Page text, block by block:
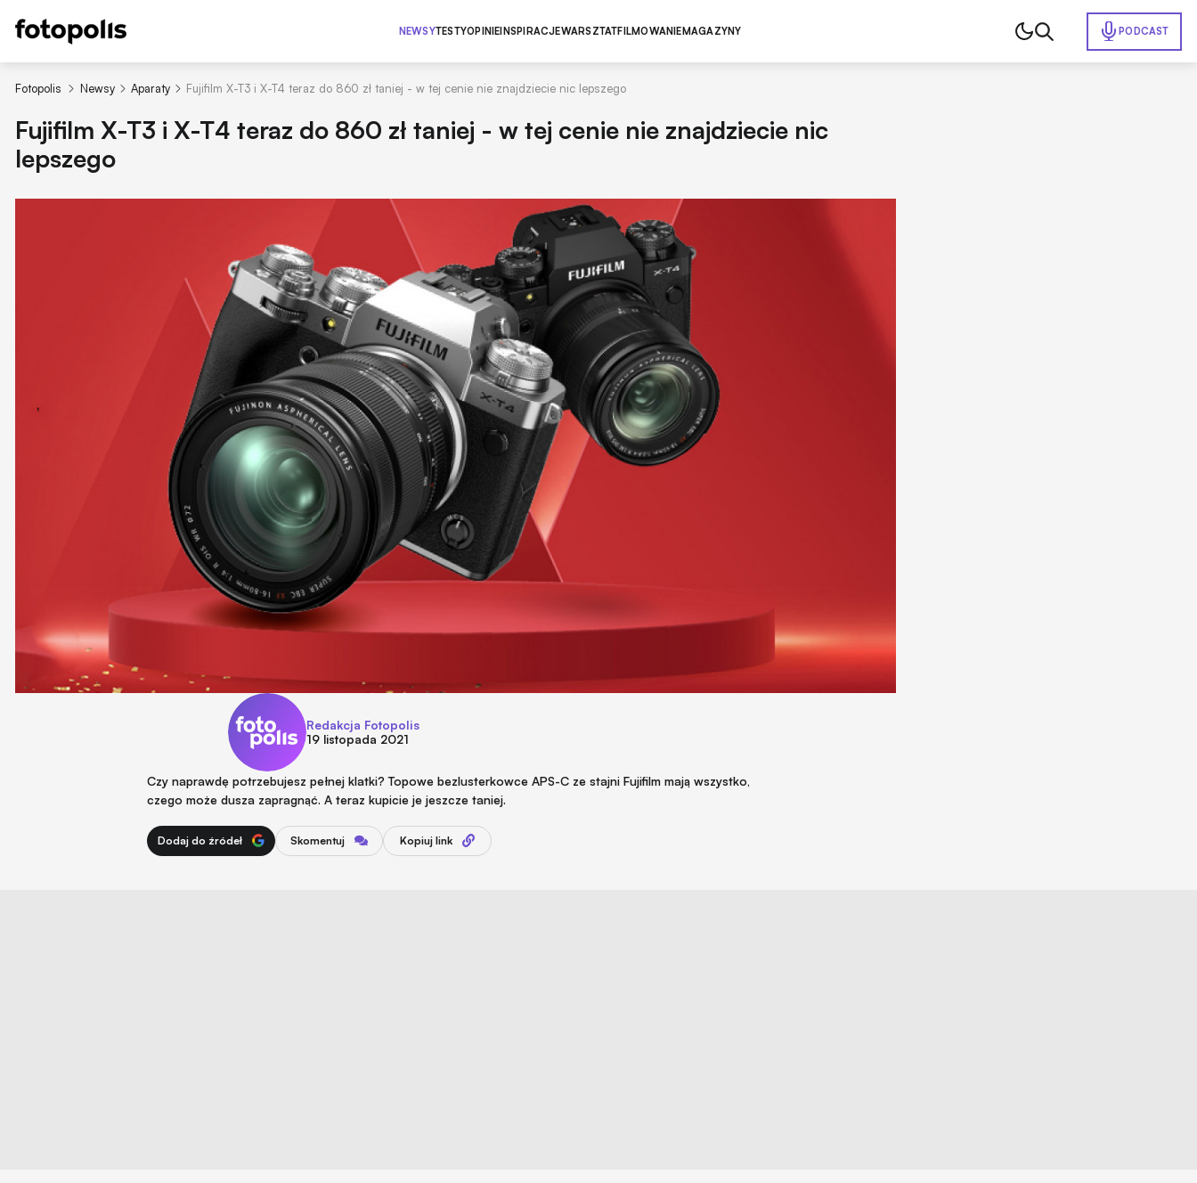
NEWSYTESTYOPINIEINSPIRACJEWARSZTATFILMOWANIEMAGAZYNY PODCAST
Fotopolis Newsy Aparaty Fujifilm X-T3 i X-T4 teraz do 860 zł taniej - w tej cenie nie znajdziecie nic lepszego
Fujifilm X-T3 i X-T4 teraz do 860 zł taniej - w tej cenie nie znajdziecie nic
lepszego
Redakcja Fotopolis
19 listopada 2021
Czy naprawdę potrzebujesz pełnej klatki? Topowe bezlusterkowce APS-C ze stajni Fujifilm mają wszystko,
czego może dusza zapragnąć. A teraz kupicie je jeszcze taniej.
Dodaj do źródeł Skomentuj Kopiuj link